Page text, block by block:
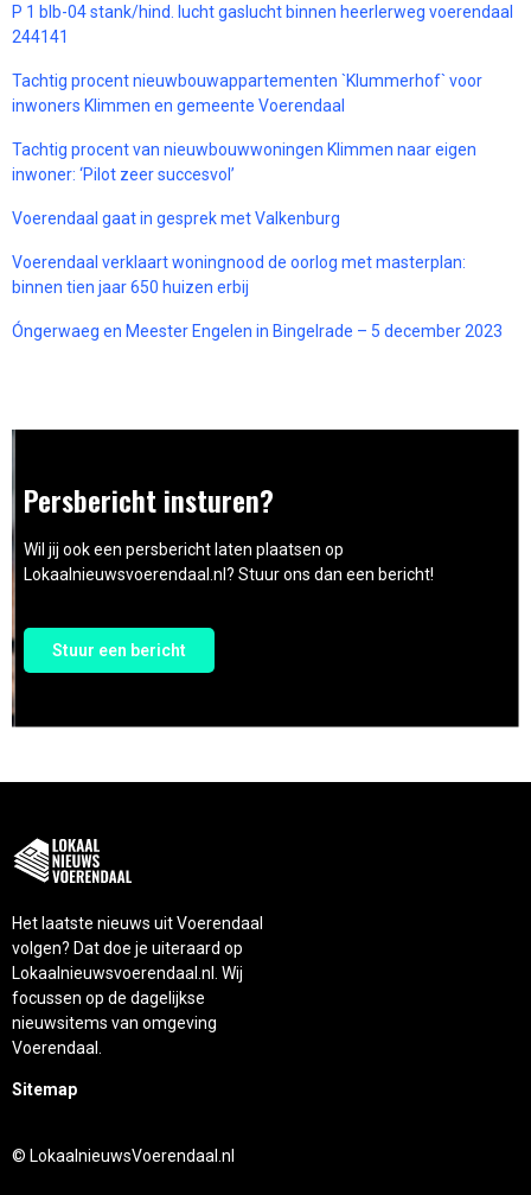
P 1 blb-04 stank/hind. lucht gaslucht binnen heerlerweg voerendaal
244141
Tachtig procent nieuwbouwappartementen `Klummerhof` voor
inwoners Klimmen en gemeente Voerendaal
Tachtig procent van nieuwbouwwoningen Klimmen naar eigen
inwoner: ‘Pilot zeer succesvol’
Voerendaal gaat in gesprek met Valkenburg
Voerendaal verklaart woningnood de oorlog met masterplan:
binnen tien jaar 650 huizen erbij
Óngerwaeg en Meester Engelen in Bingelrade – 5 december 2023
Persbericht insturen?
Wil jij ook een persbericht laten plaatsen op
Lokaalnieuwsvoerendaal.nl? Stuur ons dan een bericht!
Stuur een bericht
Het laatste nieuws uit Voerendaal
volgen? Dat doe je uiteraard op
Lokaalnieuwsvoerendaal.nl. Wij
focussen op de dagelijkse
nieuwsitems van omgeving
Voerendaal.
Sitemap
© LokaalnieuwsVoerendaal.nl